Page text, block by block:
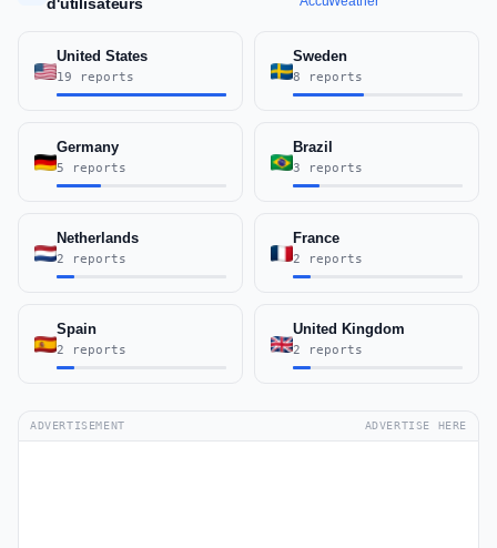
d'utilisateurs
United States
19 reports
Sweden
8 reports
Germany
5 reports
Brazil
3 reports
Netherlands
2 reports
France
2 reports
Spain
2 reports
United Kingdom
2 reports
ADVERTISEMENT ADVERTISE HERE